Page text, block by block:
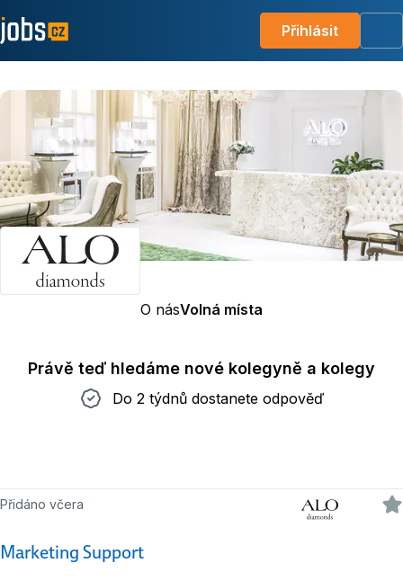
Přihlásit
O násVolná místa
Právě teď hledáme nové kolegyně a kolegy
Do 2 týdnů dostanete odpověď
Do 2 týdnů dostanete odpověď
Marketing Support
Přidáno včera